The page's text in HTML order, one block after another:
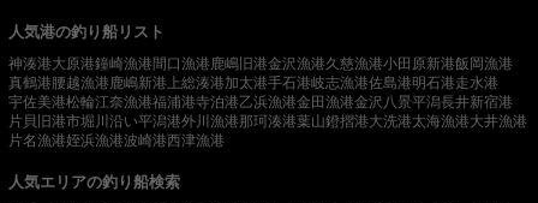
人気港の釣り船リスト
神湊港大原港鐘崎漁港間口漁港 鹿嶋旧港金沢漁港久慈漁港小田原新港飯岡漁港
真鶴港腰越漁港 鹿嶋新港 上総湊港加太港手石港岐志漁港佐島港明石港走水港
宇佐美港松輪江奈漁港福浦港寺泊港乙浜漁港金田漁港金沢八景平潟長井新宿港
片貝旧港市堀川沿い平潟港外川漁港那珂湊港葉山鐙摺港大洗港太海漁港大井漁港
片名漁港姪浜漁港波崎港西津漁港
人気エリアの釣り船検索